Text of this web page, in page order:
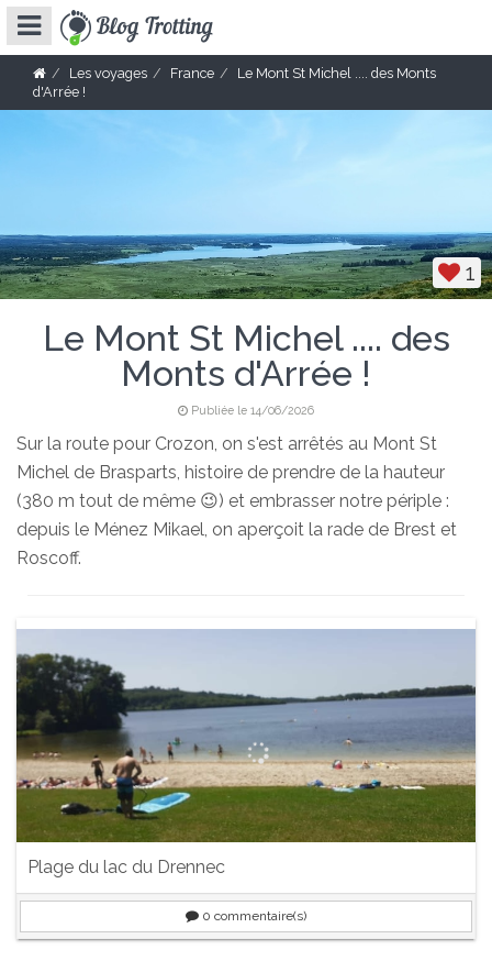
Les voyages France
Le Mont St Michel .... des Monts
d'Arrée !
1
Le Mont St Michel .... des
Monts d'Arrée !
Publiée le 14/06/2026
Sur la route pour Crozon, on s'est arrêtés au Mont St
Michel de Brasparts, histoire de prendre de la hauteur
(380 m tout de même 😉) et embrasser notre périple :
depuis le Ménez Mikael, on aperçoit la rade de Brest et
Roscoff.
Plage du lac du Drennec
0 commentaire(s)